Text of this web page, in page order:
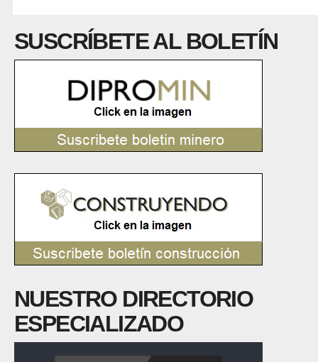
SUSCRÍBETE AL BOLETÍN
NUESTRO DIRECTORIO
ESPECIALIZADO